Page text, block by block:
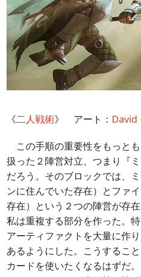
《二人戦術》 アート： David
この手順の重要性をもっと
扱った２陣営対立、つまり『
だろう。そのブロックでは、
ンに住んでいた存在）とファ
存在）という２つの陣営が存
私は重複する部分を作った。
アーティファクトを大量に作
あるようにした。こうするこ
カードを使いたくなるはずだ